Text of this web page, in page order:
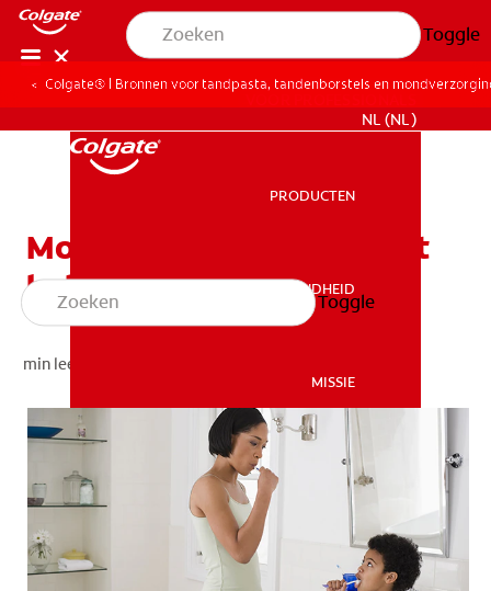
Toggle
MONDGEZONDHEID
MONDGEZONDHEIDSTEST
PRODUCTMATCH
NL (NL)
PRODUCTEN
MONDGEZONDHEID
MISSIE
MONDGEZONDHEIDSTEST
PRODUCTMATCH
Toggle
Colgate® | Bronnen voor tandpasta, tandenborstels en
Mondverzorging voor het
hele gezin
min leestijd